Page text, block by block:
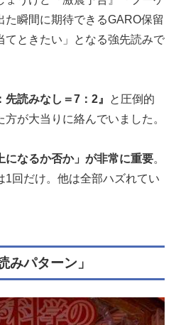
瞬間に期待できるGARO保留
てときたい」となる強先読みで
先読みなし＝7：2』
と圧倒的
が大当りに絡んでいました。
になるか否か」が非常に重要。
1回だけ。他は全部ハズれてい
みパターン」